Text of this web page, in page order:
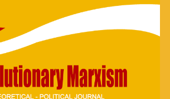
content